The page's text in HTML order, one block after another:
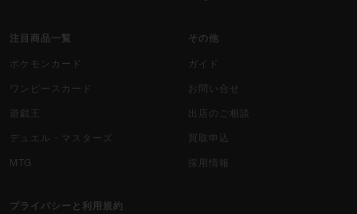
注目商品一覧
ポケモンカード
ワンピースカード
遊戯王
デュエル・マスターズ
MTG
その他
ガイド
お問い合せ
出店のご相談
買取申込
採用情報
プライバシーと利用規約